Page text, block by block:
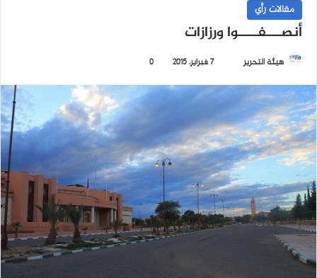
مقالات رأي
أنصـــفــــوا ورزازات
هيئة التحرير
ب
ر
ي
د
ا
إ
7 فبراير، 2015 0